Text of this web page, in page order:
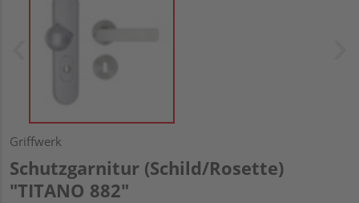
Griffwerk
Schutzgarnitur (Schild/Rosette)
"TITANO 882"